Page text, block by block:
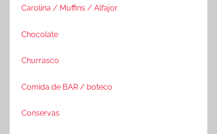
Carolina / Muffins / Alfajor
Chocolate
Churrasco
Comida de BAR / boteco
Conservas